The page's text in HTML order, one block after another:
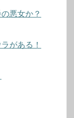
悪女か？
がある！